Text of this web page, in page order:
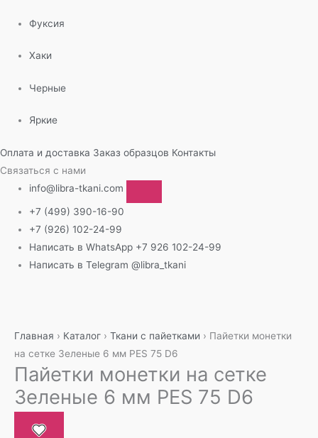
Фуксия
Хаки
Черные
Яркие
Оплата и доставка Заказ образцов Контакты
Связаться с нами
info@libra-tkani.com
+7 (499) 390-16-90
+7 (926) 102-24-99
Написать в WhatsApp +7 926 102-24-99
Написать в Telegram @libra_tkani
содержимому
Главная › Каталог › Ткани с пайетками › Пайетки монетки
на сетке Зеленые 6 мм PES 75 D6
Пайетки монетки на сетке
Зеленые 6 мм PES 75 D6